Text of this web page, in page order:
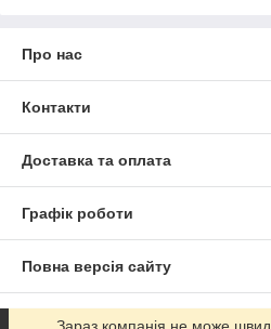
Про нас
Контакти
Доставка та оплата
Графік роботи
Повна версія сайту
Сайт створено на маркетплейсі